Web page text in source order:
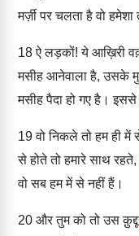
मर्ज़ी पर चलता है वो
18ऐ लड़कों! ये आख़िरी
मसीह आनेवाला है, उसके
मसीह पैदा हो गए है।
19वो निकले तो हम ही
से होते तो हमारे साथ
वो सब हम में से नहीं हैं।
20 और तुम को तो उस